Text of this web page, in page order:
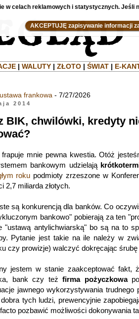
| WALUTY| ZŁOTO| ŚWIAT| E-
frankowa - 7/27/2026
2014
BIK, chwilówki, kredyty
mnie pewna kwestia. Otóż
bankowym udzielają
roku podmioty zrzeszone w
2,7 miliarda złotych.
są konkurencją dla banków. Co
bankowo" pobierają za ten
"ustawą antylichwiarską" bo są na to
Pytanie jest takie na ile należy w
czy prowizje) walczyć dokręcając śrubę
jestem w stanie zaakceptować fakt,
bank czy też firma pożyczkowa
jawnego wykorzystywania trudnego
tych ludzi, prewencyjnie
pozbawić możliwości dokonywania
w celach reklamowych i statystycznych. Jeśli
AKCEPTUJĘ zapisywanie informacji